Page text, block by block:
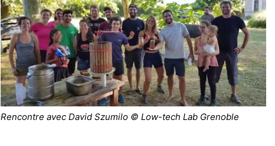
Rencontre avec David Szumilo © Low-tech Lab Grenoble